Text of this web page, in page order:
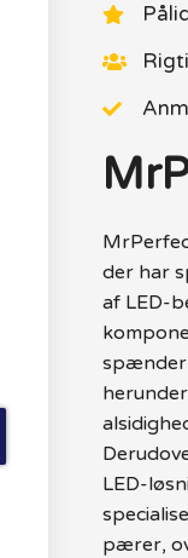
der har
af LED-
spænder
LED-
pærer,